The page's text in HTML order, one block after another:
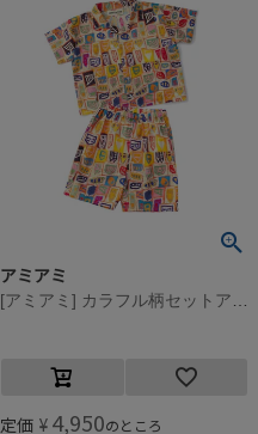
アミアミ
定価 ¥ 4,950のところ